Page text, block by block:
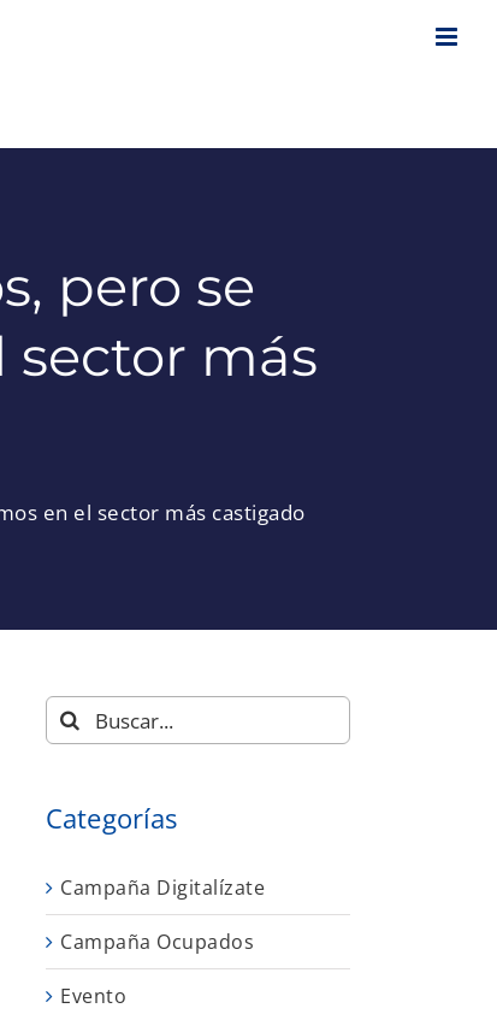
pero se
más
en el sector más castigado
Buscar:
Categorías
Campaña Digitalízate
Campaña Ocupados
Evento